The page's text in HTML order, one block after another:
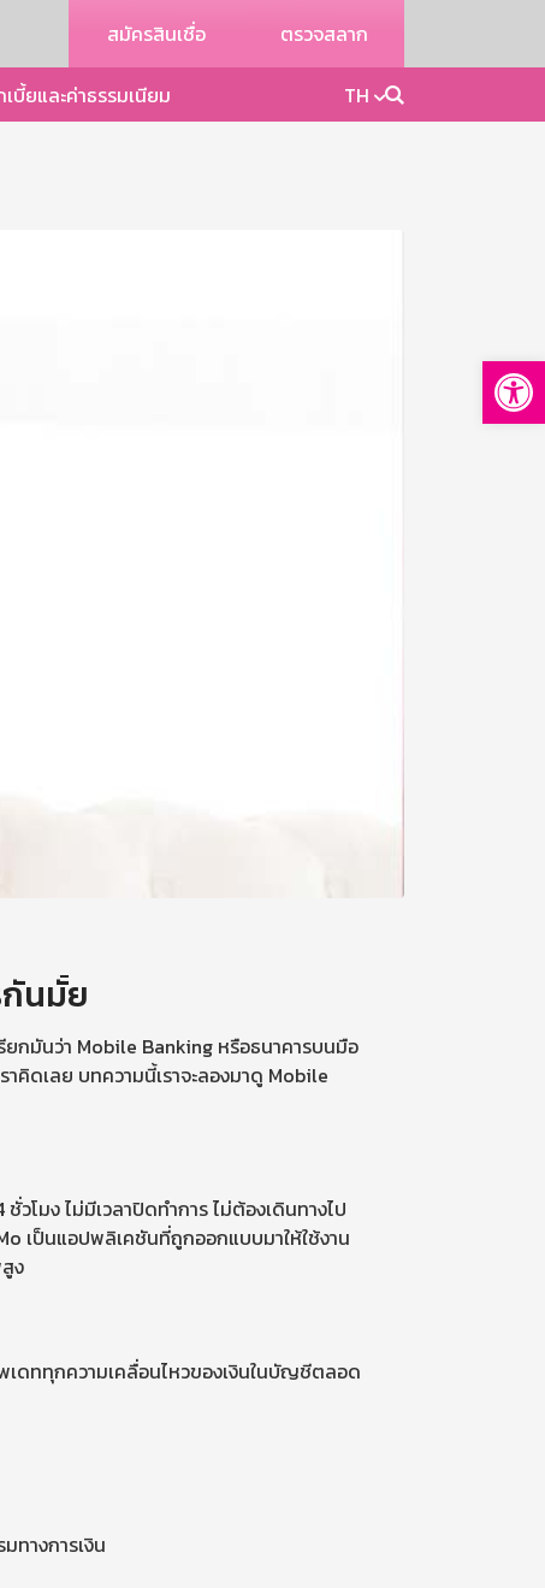
สมัครสินเชื่อ ตรวจสลาก
บี้ยและค่าธรรมเนียม TH
กันมั้ย
ยกมันว่า Mobile Banking หรือธนาคารบนมือ
คิดเลย บทความนี้เราจะลองมาดู Mobile
โมง ไม่มีเวลาปิดทำการ ไม่ต้องเดินทางไป
เป็นแอปพลิเคชันที่ถูกออกแบบมาให้ใช้งาน
ง
เดททุกความเคลื่อนไหวของเงินในบัญชีตลอด
ทางการเงิน